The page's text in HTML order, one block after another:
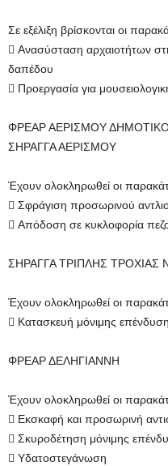
Σε εξέλιξη βρίσκονται οι
 Ανασύσταση αρχαιοτήτων
δαπέδου
 Προεργασία για
ΦΡΕΑΡ ΑΕΡΙΣΜΟΥ
ΣΗΡΑΓΓΑ ΑΕΡΙΣΜΟΥ
Έχουν ολοκληρωθεί οι
 Σφράγιση προσωρινού
 Απόδοση σε κυκλοφορία
ΣΗΡΑΓΓΑ ΤΡΙΠΛΗΣ ΤΡΟΧΙΑΣ
Έχουν ολοκληρωθεί οι
 Κατασκευή μόνιμης
ΦΡΕΑΡ ΔΕΛΗΓΙΑΝΝΗ
Έχουν ολοκληρωθεί οι
 Εκσκαφή και προσωρινή
 Σκυροδέτηση μόνιμης
 Υδατοστεγάνωση